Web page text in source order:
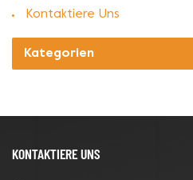
Kontaktiere Uns
Kategorien
KONTAKTIERE UNS